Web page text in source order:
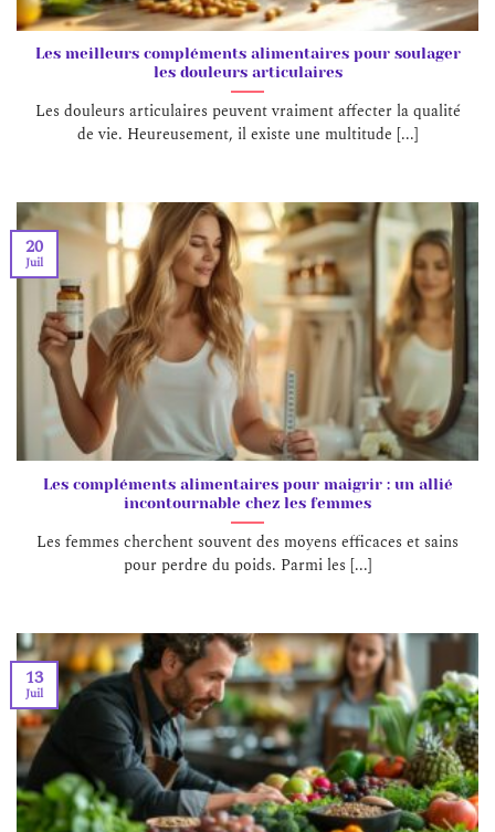
Les meilleurs compléments alimentaires pour soulager
les douleurs articulaires
Les douleurs articulaires peuvent vraiment affecter la qualité
de vie. Heureusement, il existe une multitude [...]
Les compléments alimentaires pour maigrir : un allié
incontournable chez les femmes
Les femmes cherchent souvent des moyens efficaces et sains
pour perdre du poids. Parmi les [...]
20
Juil
13
Juil